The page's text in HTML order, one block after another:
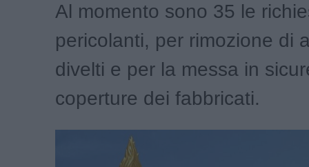
Al momento sono 35 le
pericolanti, per rimozione di
divelti e per la messa in
coperture dei fabbricati.